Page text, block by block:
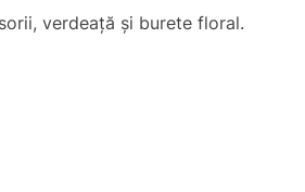
verdeață și burete floral.